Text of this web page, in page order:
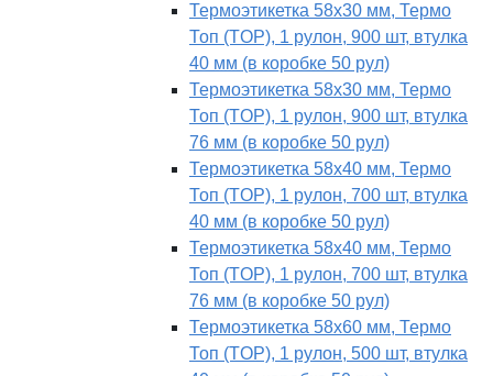
Термоэтикетка 58х30 мм, Термо
Топ (TOP), 1 рулон, 900 шт, втулка
40 мм (в коробке 50 рул)
Термоэтикетка 58х30 мм, Термо
Топ (TOP), 1 рулон, 900 шт, втулка
76 мм (в коробке 50 рул)
Термоэтикетка 58х40 мм, Термо
Топ (TOP), 1 рулон, 700 шт, втулка
40 мм (в коробке 50 рул)
Термоэтикетка 58х40 мм, Термо
Топ (TOP), 1 рулон, 700 шт, втулка
76 мм (в коробке 50 рул)
Термоэтикетка 58х60 мм, Термо
Топ (TOP), 1 рулон, 500 шт, втулка